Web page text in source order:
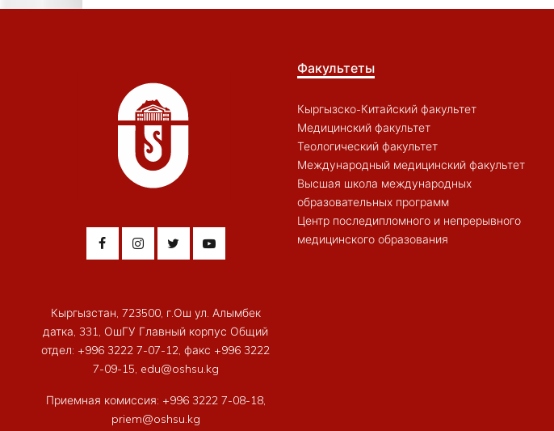
Кыргызстан, 723500, г.Ош ул. Алымбек
датка, 331, ОшГУ Главный корпус Общий
отдел: +996 3222 7-07-12, факс +996 3222
7-09-15, edu@oshsu.kg
Приемная комиссия: +996 3222 7-08-18,
priem@oshsu.kg
Факультеты
Кыргызско-Китайский факультет
Медицинский факультет
Теологический факультет
Международный медицинский факультет
Высшая школа международных
образовательных программ
Центр последипломного и непрерывного
медицинского образования